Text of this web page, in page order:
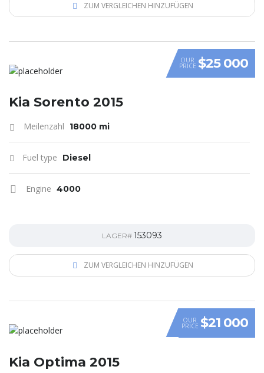
ZUM VERGLEICHEN HINZUFÜGEN
OUR
PRICE $25 000
Kia Sorento 2015
Meilenzahl 18000 mi
Fuel type Diesel
Engine 4000
LAGER# 153093
ZUM VERGLEICHEN HINZUFÜGEN
OUR
PRICE $21 000
Kia Optima 2015